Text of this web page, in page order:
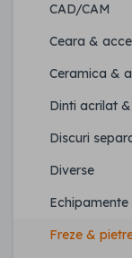
CAD/CAM
Ceara &
Ceramica &
Dinti acrilat
Discuri
Diverse
Freze &